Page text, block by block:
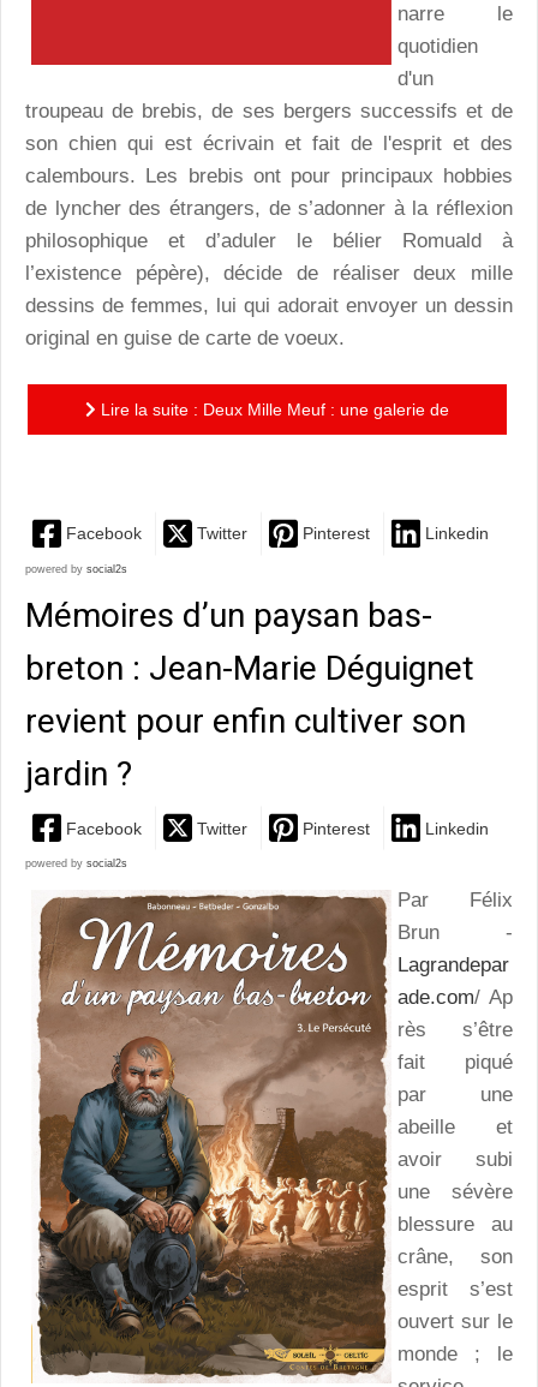
narre le
quotidien
d'un
troupeau de brebis, de ses bergers successifs et de
son chien qui est écrivain et fait de l'esprit et des
calembours. Les brebis ont pour principaux hobbies
de lyncher des étrangers, de s’adonner à la réflexion
philosophique et d’aduler le bélier Romuald à
l’existence pépère), décide de réaliser deux mille
dessins de femmes, lui qui adorait envoyer un dessin
original en guise de carte de voeux.
Lire la suite : Deux Mille Meuf : une galerie de
Facebook Twitter Pinterest Linkedin
powered by social2s
Mémoires d’un paysan bas-
breton : Jean-Marie Déguignet
revient pour enfin cultiver son
jardin ?
Facebook Twitter Pinterest Linkedin
powered by social2s
Par Félix
Brun -
Lagrandepar
ade.com/ Ap
rès s’être
fait piqué
par une
abeille et
avoir subi
une sévère
blessure au
crâne, son
esprit s’est
ouvert sur le
monde ; le